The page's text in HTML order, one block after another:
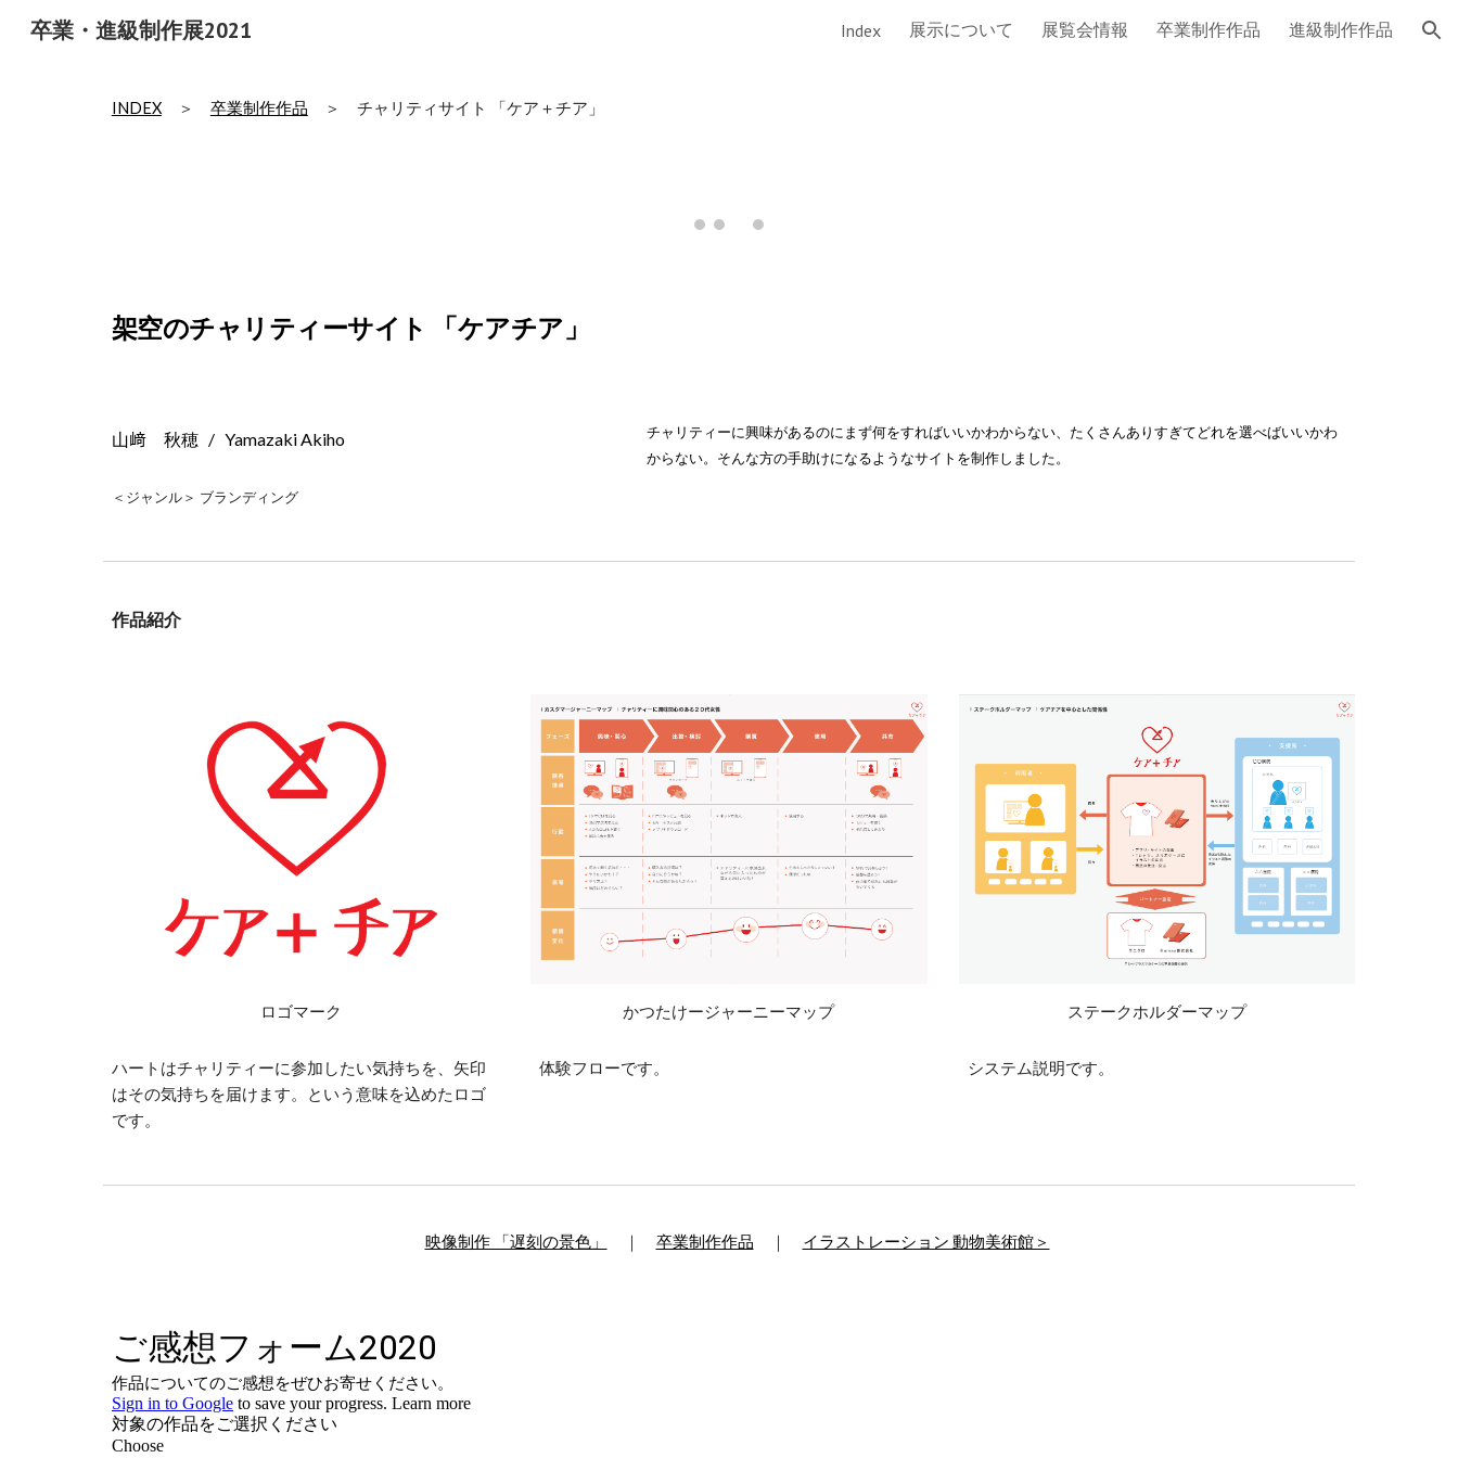
Skip to navigation
卒業・進級制作展2021 Index 展示について 展覧会情報 卒業制作作品 進級制作作品
INDEX ＞ 卒業制作作品 ＞ チャリティサイト 「ケア＋チア」
架空のチャリティーサイト 「ケアチア」
山﨑　秋穂
   /
Yamazaki Akiho
＜ジャンル＞ ブランディング
チャリティーに興味があるのにまず何をすればいいかわからない、たくさんありすぎてどれを選べばいいかわ
からない。そんな方の手助けになるようなサイトを制作しました。
作品紹介
ロゴマーク
ハートはチャリティーに参加したい気持ちを、矢印
はその気持ちを届けます。という意味を込めたロゴ
です。
かつたけージャーニーマップ
体験フローです。
ステークホルダーマップ
システム説明です。
映像制作 「遅刻の景色」 ｜ 卒業制作作品 ｜ イラストレーション 動物美術館＞